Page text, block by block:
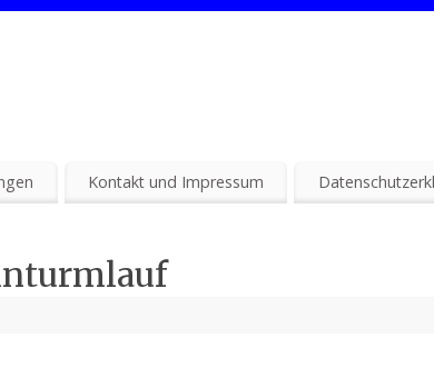
Kontakt und Impressum